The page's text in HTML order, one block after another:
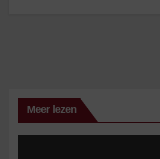
Meer lezen